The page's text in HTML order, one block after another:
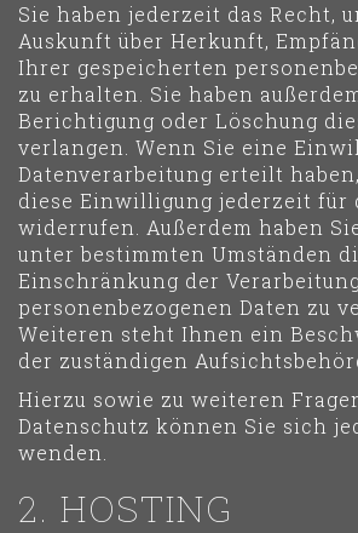
Sie haben jederzeit das Recht,
Auskunft über Herkunft,
Ihrer gespeicherten
zu erhalten. Sie haben
Berichtigung oder Löschung
verlangen. Wenn Sie eine
Datenverarbeitung erteilt
diese Einwilligung jederzeit für
widerrufen. Außerdem haben
unter bestimmten Umständen
Einschränkung der
personenbezogenen Daten zu
Weiteren steht Ihnen ein
der zuständigen
Hierzu sowie zu weiteren
Datenschutz können Sie sich
wenden.
2. HOSTING